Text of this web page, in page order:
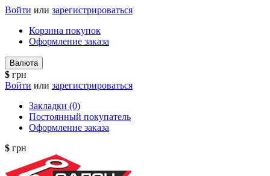
Войти или зарегистрироваться
Корзина покупок
Оформление заказа
Валюта
$ грн
Войти или зарегистрироваться
Закладки (0)
Постоянный покупатель
Оформление заказа
$ грн